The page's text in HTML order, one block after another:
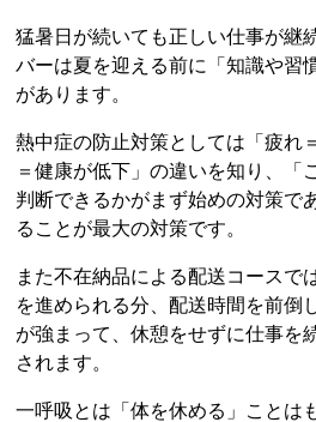
猛暑日が続いても正しい仕事が継
バーは夏を迎える前に「知識や習
があります。
熱中症の防止対策としては「疲れ
＝健康が低下」の違いを知り、「
判断できるかがまず始めの対策で
ることが最大の対策です。
また不在納品による配送コースで
を進められる分、配送時間を前倒
が強まって、休憩をせずに仕事を
されます。
一呼吸とは「体を休める」ことは